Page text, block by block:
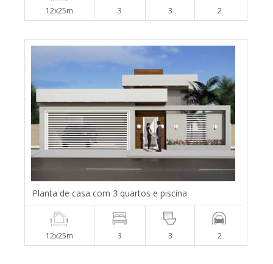
12x25m 3 3 2
Planta de casa com 3 quartos e piscina
12x25m 3 3 2